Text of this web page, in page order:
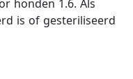
honden 1.6. Als
is of gesteriliseerd